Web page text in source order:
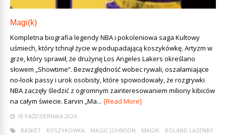
Magi(k)
Kompletna biografia legendy NBA i pokoleniowa saga Kultowy
uśmiech, który tchnął życie w podupadającą koszykówkę. Artyzm w
grze, który sprawił, że drużynę Los Angeles Lakers określano
słowem „Showtime”. Bezwzględność wobec rywali, oszałamiające
no-look passy i urok osobisty, które spowodowały, że rozgrywki
NBA zaczęły śledzić z ogromnym zainteresowaniem miliony kibiców
na całym świecie. Earvin „Ma... [Read More]
18 PAŹDZIERNIKA 2024
BASKET
KOSZYKÓWKA MAGIC JOHNSON MAGIK
ROLAND LAZENBY